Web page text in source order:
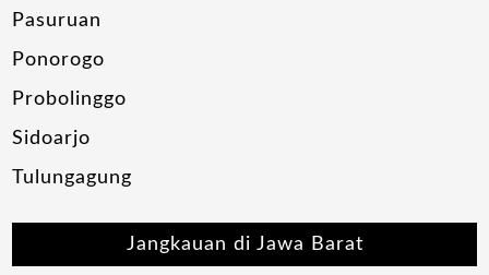
Pasuruan
Ponorogo
Probolinggo
Sidoarjo
Tulungagung
Jangkauan di Jawa Barat